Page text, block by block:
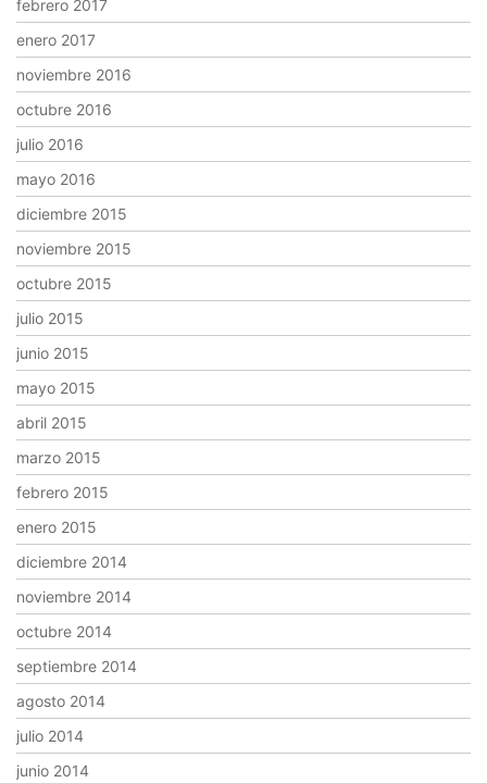
febrero 2017
enero 2017
noviembre 2016
octubre 2016
julio 2016
mayo 2016
diciembre 2015
noviembre 2015
octubre 2015
julio 2015
junio 2015
mayo 2015
abril 2015
marzo 2015
febrero 2015
enero 2015
diciembre 2014
noviembre 2014
octubre 2014
septiembre 2014
agosto 2014
julio 2014
junio 2014